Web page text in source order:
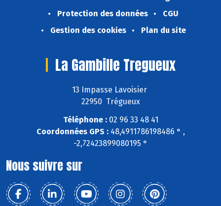
Protection des données
CGU
Gestion des cookies
Plan du site
La Gambille Tregueux
13 Impasse Lavoisier
22950 Trégueux
Téléphone :02 96 33 48 41
Coordonnées GPS :48,4911786198486 ° ,
-2,72423899080195 °
Nous suivre sur